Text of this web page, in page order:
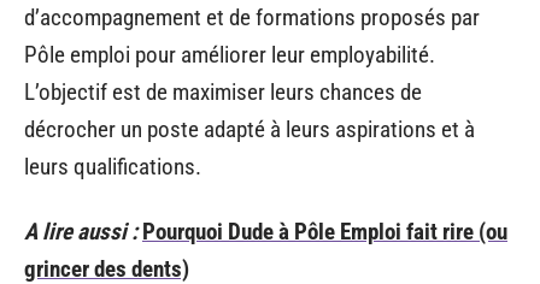
d’accompagnement et de formations proposés par
Pôle emploi pour améliorer leur employabilité.
L’objectif est de maximiser leurs chances de
décrocher un poste adapté à leurs aspirations et à
leurs qualifications.
A lire aussi : Pourquoi Dude à Pôle Emploi fait rire (ou
grincer des dents)